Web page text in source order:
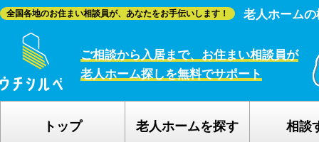
全国各地のお住まい相談員が、あなたをお手伝いします！ 老人ホーム
ご相談から入居まで、お住まい相談員が
老人ホーム探しを無料でサポート
トップ 老人ホームを探す 相談